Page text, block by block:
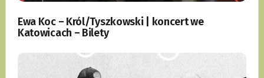
Ewa Koc – Król/Tyszkowski | koncert we
Katowicach – Bilety